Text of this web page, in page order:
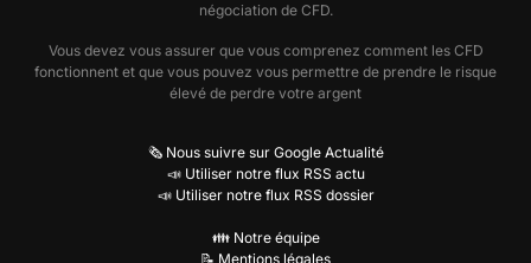
négociation de CFD.
Vous devez vous assurer que vous comprenez comment les CFD
fonctionnent et que vous pouvez vous permettre de prendre le risque
élevé de perdre votre argent
🗞️ Nous suivre sur Google Actualité
📣 Utiliser notre flux RSS actu
📣 Utiliser notre flux RSS dossier
👪 Notre équipe
📝 Mentions légales